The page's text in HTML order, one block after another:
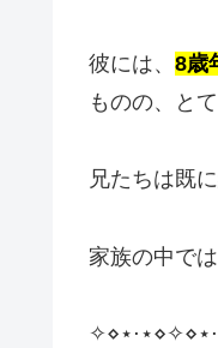
彼には、 8歳
ものの、と
兄たちは既
家族の中で